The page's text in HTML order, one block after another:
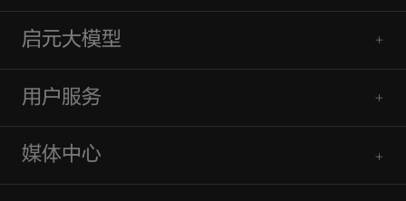
启元大模型
用户服务
媒体中心